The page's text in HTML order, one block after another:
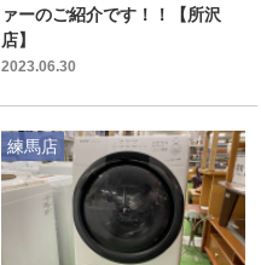
ァーのご紹介です！！【所沢
店】
2023.06.30
練馬店